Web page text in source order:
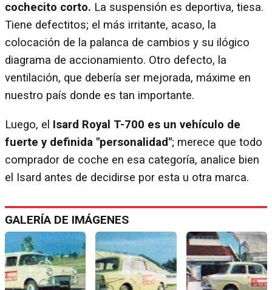
cochecito corto. La suspensión es deportiva, tiesa.
Tiene defectitos; el más irritante, acaso, la
colocación de la palanca de cambios y su ilógico
diagrama de accionamiento. Otro defecto, la
ventilación, que debería ser mejorada, máxime en
nuestro país donde es tan importante.
Luego, el Isard Royal T-700 es un vehículo de
fuerte y definida "personalidad"; merece que todo
comprador de coche en esa categoría, analice bien
el Isard antes de decidirse por esta u otra marca.
GALERÍA DE IMÁGENES